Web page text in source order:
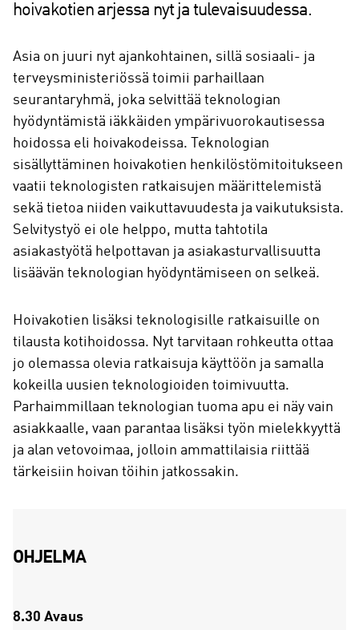
hoivakotien arjessa nyt ja tulevaisuudessa.
Asia on juuri nyt ajankohtainen, sillä sosiaali- ja
terveysministeriössä toimii parhaillaan
seurantaryhmä, joka selvittää teknologian
hyödyntämistä iäkkäiden ympärivuorokautisessa
hoidossa eli hoivakodeissa. Teknologian
sisällyttäminen hoivakotien henkilöstömitoitukseen
vaatii teknologisten ratkaisujen määrittelemistä
sekä tietoa niiden vaikuttavuudesta ja vaikutuksista.
Selvitystyö ei ole helppo, mutta tahtotila
asiakastyötä helpottavan ja asiakasturvallisuutta
lisäävän teknologian hyödyntämiseen on selkeä.
Hoivakotien lisäksi teknologisille ratkaisuille on
tilausta kotihoidossa. Nyt tarvitaan rohkeutta ottaa
jo olemassa olevia ratkaisuja käyttöön ja samalla
kokeilla uusien teknologioiden toimivuutta.
Parhaimmillaan teknologian tuoma apu ei näy vain
asiakkaalle, vaan parantaa lisäksi työn mielekkyyttä
ja alan vetovoimaa, jolloin ammattilaisia riittää
tärkeisiin hoivan töihin jatkossakin.
OHJELMA
8.30 Avaus